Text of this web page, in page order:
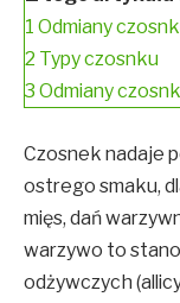
1 Odmiany
2 Typy czosnku
3 Odmiany
Czosnek nadaje
ostrego smaku,
mięs, dań
warzywo to
odżywczych